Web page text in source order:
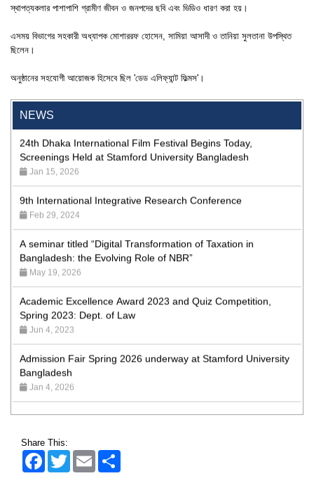
NEWS
Program
Jan 26, 2024
'রাজু বিতর্ক অঙ্গন' প্রতিযোগিতায় চ্যাম্পিয়ন স্টামফোর্ড ইউনিভার্সিটি
Screenings Held at Stamford University Bangladesh
Jan 15, 2026
Feb 29, 2024
Bangladesh: the Evolving Role of NBR”
May 19, 2026
Spring 2023: Dept. of Law
Jun 4, 2023
Bangladesh
Jan 4, 2026
University Bangladesh
Admission Week Summer 2025” Underway at Stamford
University Bangladesh
Share This:
FacebookTwitter Email
স্থাপত্যকলার পাশাপাশি গ্রামীণ জীবন ও জনপদের ছবি এবং ভিডিও ধারণ করা হয়।
এসময় বিভাগের সহকারী অধ্যাপক মোশাররফ হোসেন, সামিয়া আসাদী ও তানিয়া সুলতানা উপস্থিত
ছিলেন।
অনুষ্ঠানের সহযোগী আয়োজক হিসেবে ছিল 'ডেড এলিফ্যান্ট ফিল্মস'।